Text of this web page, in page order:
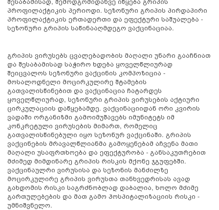
პროფილაქტიკის პერიოდი. სეზონური გრიპის პირდაპირი
პროფილაქტიკის ერთადერთი და ეფექტური საშუალება -
სეზონური გრიპის საწინააღმდეგო ვაქცინაციაა.
გრიპის ვირუსებს ცვალებადობის მაღალი უნარი გააჩნიათ
და შესაბამისად საჭირო ხდება ყოველწლიურად
შეიცვალოს სეზონური ვაქცინის კომპოზიცია -
მოსალოდნელი მოცირკულირე შტამების
გათვალისწინებით და ვაქცინაცია ჩატარდეს
ყოველწლიურად, სეზონური გრიპის ვირუსების აქტიური
ცირკულაციის დაწყებამდე. ვაქცინაციიდან ორი კვირის
ვადაში ორგანიზმი გამოიმუშავებს იმუნიტეტს იმ
კონკრეტული ვირუსების მიმართ, რომელიც
გათვალისწინებული იყო სეზონურ ვაქცინაში. გრიპის
ვაქცინების მრავალწლიანმა გამოყენებამ აჩვენა მათი
მაღალი უსაფრთხოება და ეფექტურობა - განსაკუთრებით
მძიმედ მიმდინარე გრიპის რისკის მქონე ჯგუფებში.
ვაქცინაულრი ვირუსისა და სეზონის მანძილზე
მოცირკულირე გრიპის ვირუსთა თანხვედრისას ავად
გახდომის რისკი საგრძნობლად დაბალია, ხოლო მძიმე
გართულებების და მათ გამო ჰოსპიტალიზაციის რისკი -
უმნიშვნელო.